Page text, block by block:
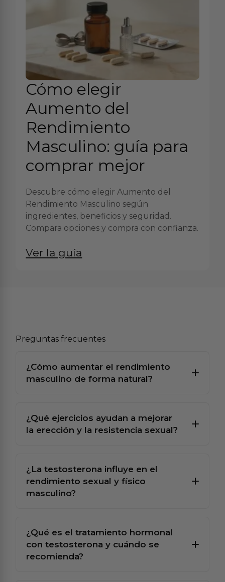
Cómo elegir
Aumento del
Rendimiento
Masculino: guía para
comprar mejor
Descubre cómo elegir Aumento del
Rendimiento Masculino según
ingredientes, beneficios y seguridad.
Compara opciones y compra con confianza.
Ver la guía
Preguntas frecuentes
¿Cómo aumentar el rendimiento
masculino de forma natural?
¿Qué ejercicios ayudan a mejorar
la erección y la resistencia sexual?
¿La testosterona influye en el
rendimiento sexual y físico
masculino?
¿Qué es el tratamiento hormonal
con testosterona y cuándo se
recomienda?